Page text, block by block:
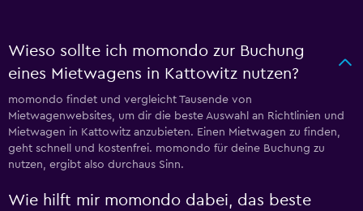
Wieso sollte ich momondo zur Buchung
eines Mietwagens in Kattowitz nutzen?
momondo findet und vergleicht Tausende von
Mietwagenwebsites, um dir die beste Auswahl an Richtlinien und
Mietwagen in Kattowitz anzubieten. Einen Mietwagen zu finden,
geht schnell und kostenfrei. momondo für deine Buchung zu
nutzen, ergibt also durchaus Sinn.
Wie hilft mir momondo dabei, das beste